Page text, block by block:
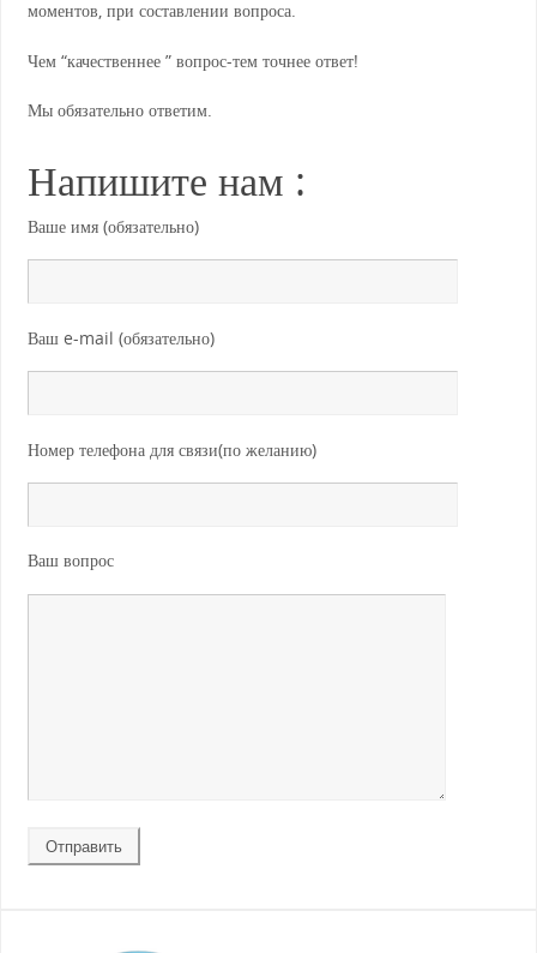
моментов, при составлении вопроса.
Чем “качественнее ” вопрос-тем точнее ответ!
Мы обязательно ответим.
Напишите нам :
Ваше имя (обязательно)
Ваш e-mail (обязательно)
Номер телефона для связи(по желанию)
Ваш вопрос